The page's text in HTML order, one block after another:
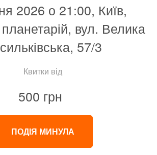
2026 о 21:00, Київ,
планетарій, вул. Велика
57/3
Квитки від
500 грн
ПОДІЯ МИНУЛА